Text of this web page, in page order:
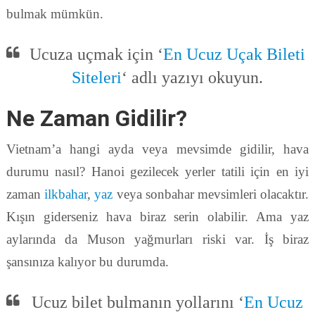
bulmak mümkün.
Ucuza uçmak için ‘En Ucuz Uçak Bileti
Siteleri‘ adlı yazıyı okuyun.
Ne Zaman Gidilir?
Vietnam’a hangi ayda veya mevsimde gidilir, hava
durumu nasıl? Hanoi gezilecek yerler tatili için en iyi
zamanilkbahar,yaz veya sonbahar mevsimleri olacaktır.
Kışın giderseniz hava biraz serin olabilir. Ama yaz
aylarında da Muson yağmurları riski var. İş biraz
şansınıza kalıyor bu durumda.
Ucuz bilet bulmanın yollarını ‘En Ucuz